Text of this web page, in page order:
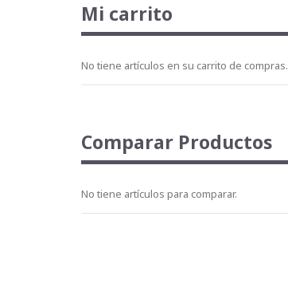
Mi carrito
No tiene artículos en su carrito de compras.
Comparar Productos
No tiene artículos para comparar.